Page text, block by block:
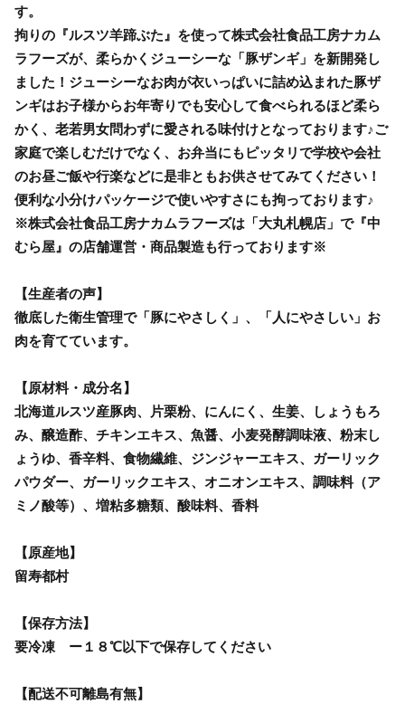
す。
拘りの『ルスツ羊蹄ぶた』を使って株式会社食品工房ナカム
ラフーズが、柔らかくジューシーな「豚ザンギ」を新開発し
ました！ジューシーなお肉が衣いっぱいに詰め込まれた豚ザ
ンギはお子様からお年寄りでも安心して食べられるほど柔ら
かく、老若男女問わずに愛される味付けとなっております♪ご
家庭で楽しむだけでなく、お弁当にもピッタリで学校や会社
のお昼ご飯や行楽などに是非ともお供させてみてください！
便利な小分けパッケージで使いやすさにも拘っております♪
※株式会社食品工房ナカムラフーズは「大丸札幌店」で『中
むら屋』の店舗運営・商品製造も行っております※
【生産者の声】
徹底した衛生管理で「豚にやさしく」、「人にやさしい」お
肉を育てています。
【原材料・成分名】
北海道ルスツ産豚肉、片栗粉、にんにく、生姜、しょうもろ
み、醸造酢、チキンエキス、魚醤、小麦発酵調味液、粉末し
ょうゆ、香辛料、食物繊維、ジンジャーエキス、ガーリック
パウダー、ガーリックエキス、オニオンエキス、調味料（ア
ミノ酸等）、増粘多糖類、酸味料、香料
【原産地】
留寿都村
【保存方法】
要冷凍 ー１８℃以下で保存してください
【配送不可離島有無】